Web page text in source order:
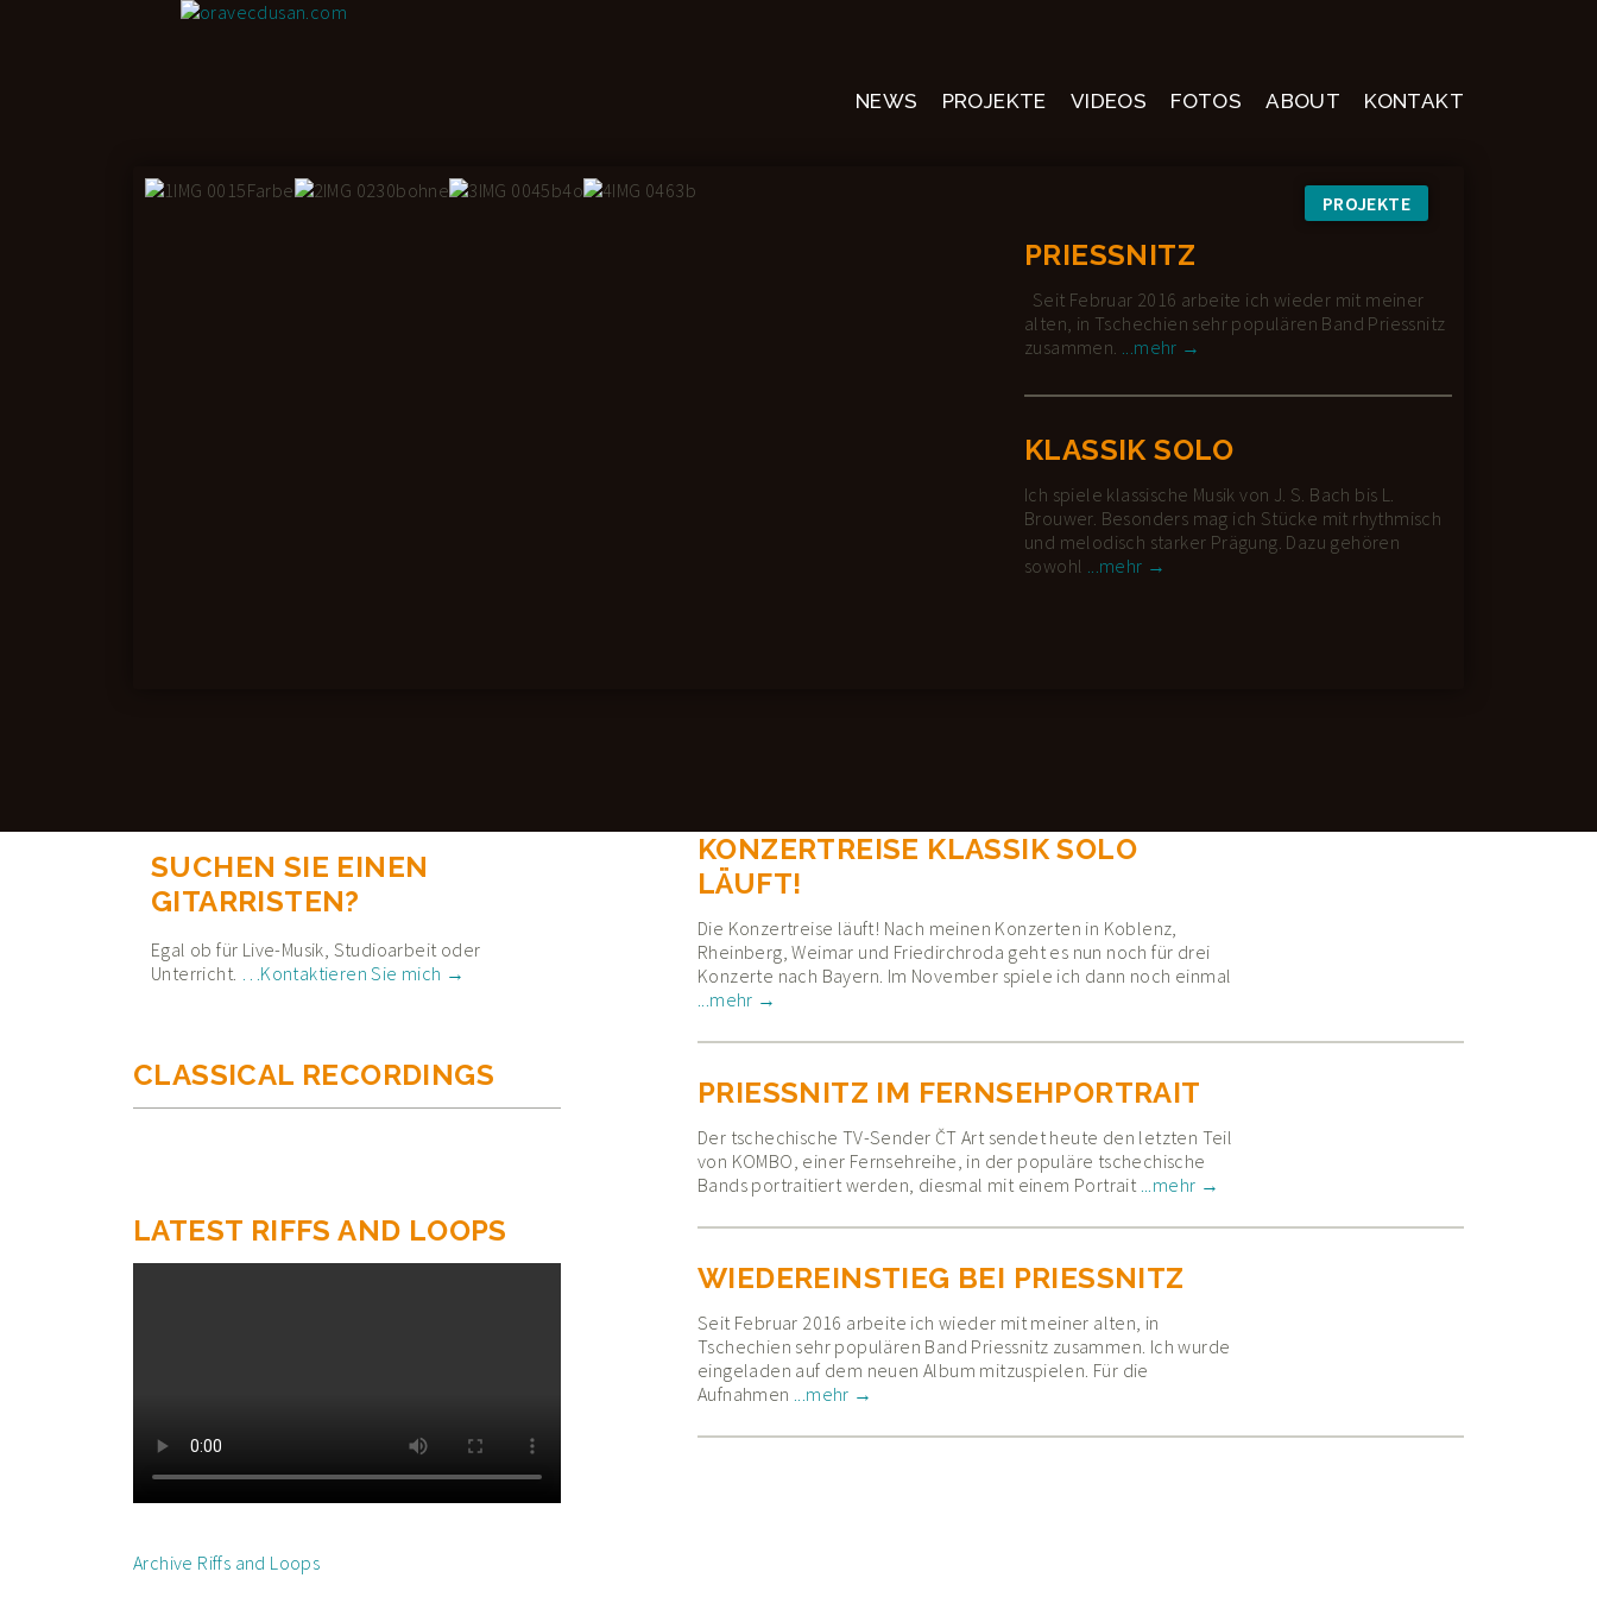
NAVIGATION
NEWS PROJEKTE VIDEOS FOTOS ABOUT KONTAKT
PRIESSNITZ
Seit Februar 2016 arbeite ich wieder mit meiner
alten, in Tschechien sehr populären Band Priessnitz
zusammen. ...mehr →
KLASSIK SOLO
Ich spiele klassische Musik von J. S. Bach bis L.
Brouwer. Besonders mag ich Stücke mit rhythmisch
und melodisch starker Prägung. Dazu gehören
sowohl ...mehr →
PROJEKTE
SUCHEN SIE EINEN
GITARRISTEN?
Egal ob für Live-Musik, Studioarbeit oder
Unterricht. …Kontaktieren Sie mich →
CLASSICAL RECORDINGS
LATEST RIFFS AND LOOPS
Archive Riffs and Loops
KONZERTREISE KLASSIK SOLO
LÄUFT!
Die Konzertreise läuft! Nach meinen Konzerten in Koblenz,
Rheinberg, Weimar und Friedirchroda geht es nun noch für drei
Konzerte nach Bayern. Im November spiele ich dann noch einmal
...mehr →
PRIESSNITZ IM FERNSEHPORTRAIT
Der tschechische TV-Sender ČT Art sendet heute den letzten Teil
von KOMBO, einer Fernsehreihe, in der populäre tschechische
Bands portraitiert werden, diesmal mit einem Portrait ...mehr →
WIEDEREINSTIEG BEI PRIESSNITZ
Seit Februar 2016 arbeite ich wieder mit meiner alten, in
Tschechien sehr populären Band Priessnitz zusammen. Ich wurde
eingeladen auf dem neuen Album mitzuspielen. Für die
Aufnahmen ...mehr →